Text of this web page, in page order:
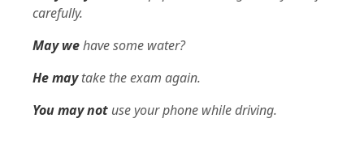
carefully.
May wehave some water?
He maytake the exam again.
You may not use your phone while driving.